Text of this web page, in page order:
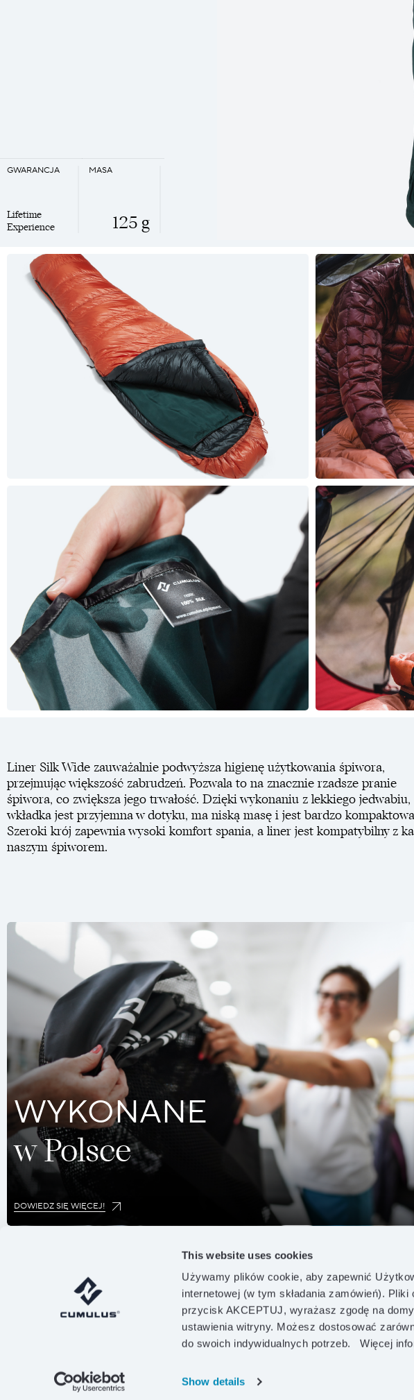
This website uses cookies
Używamy plików cookie, aby zapewnić
internetowej (w tym składania zamówień).
przycisk AKCEPTUJ, wyrażasz zgodę na
ustawienia witryny. Możesz dostosować
do swoich indywidualnych potrzeb.
Więcej
Show details
MASA
125 g
GWARANCJA
Lifetime
Experience
Liner Silk Wide zauważalnie podwyższa higienę użytkowania śpiwora,
przejmując większość zabrudzeń. Pozwala to na znacznie rzadsze pranie
śpiwora, co zwiększa jego trwałość. Dzięki wykonaniu z lekkiego jedwabiu,
wkładka jest przyjemna w dotyku, ma niską masę i jest bardzo
Szeroki krój zapewnia wysoki komfort spania, a liner jest kompatybilny z
naszym śpiworem.
WYKONANE
w Polsce
DOWIEDZ SIĘ WIĘCEJ!